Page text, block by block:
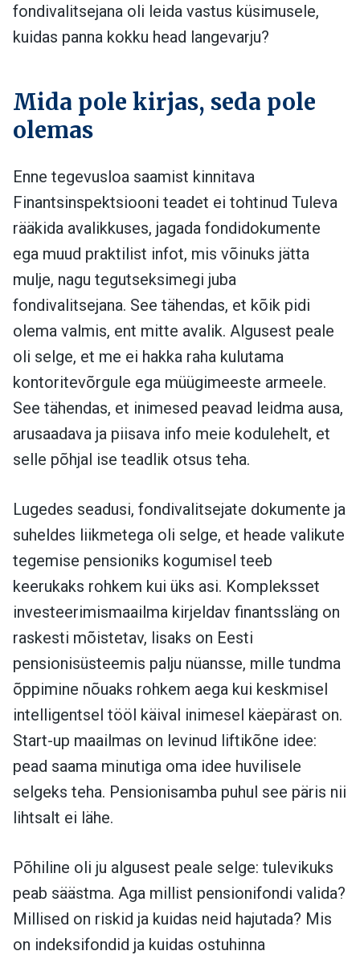
fondivalitsejana oli leida vastus küsimusele,
kuidas panna kokku head langevarju?
Mida pole kirjas, seda pole
olemas
Enne tegevusloa saamist kinnitava
Finantsinspektsiooni teadet ei tohtinud Tuleva
rääkida avalikkuses, jagada fondidokumente
ega muud praktilist infot, mis võinuks jätta
mulje, nagu tegutseksimegi juba
fondivalitsejana. See tähendas, et kõik pidi
olema valmis, ent mitte avalik. Algusest peale
oli selge, et me ei hakka raha kulutama
kontoritevõrgule ega müügimeeste armeele.
See tähendas, et inimesed peavad leidma ausa,
arusaadava ja piisava info meie kodulehelt, et
selle põhjal ise teadlik otsus teha.
Lugedes seadusi, fondivalitsejate dokumente ja
suheldes liikmetega oli selge, et heade valikute
tegemise pensioniks kogumisel teeb
keerukaks rohkem kui üks asi. Kompleksset
investeerimismaailma kirjeldav finantssläng on
raskesti mõistetav, lisaks on Eesti
pensionisüsteemis palju nüansse, mille tundma
õppimine nõuaks rohkem aega kui keskmisel
intelligentsel tööl käival inimesel käepärast on.
Start-up maailmas on levinud liftikõne idee:
pead saama minutiga oma idee huvilisele
selgeks teha. Pensionisamba puhul see päris nii
lihtsalt ei lähe.
Põhiline oli ju algusest peale selge: tulevikuks
peab säästma. Aga millist pensionifondi valida?
Millised on riskid ja kuidas neid hajutada? Mis
on indeksifondid ja kuidas ostuhinna